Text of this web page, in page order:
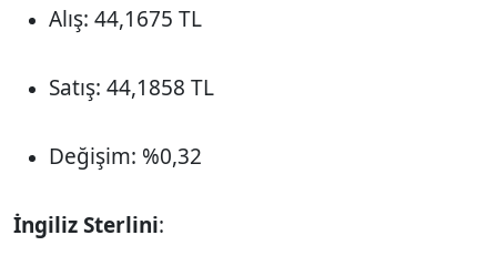
Alış: 44,1675 TL
Satış: 44,1858 TL
Değişim: %0,32
İngiliz Sterlini: